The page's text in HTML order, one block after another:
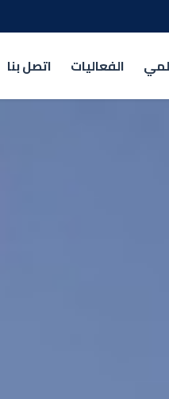
الفعاليات اتصل بنا